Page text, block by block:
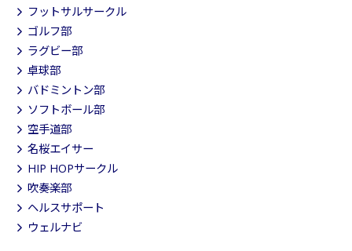
フットサルサークル
ゴルフ部
ラグビー部
卓球部
バドミントン部
ソフトボール部
空手道部
名桜エイサー
HIP HOPサークル
吹奏楽部
ヘルスサポート
ウェルナビ